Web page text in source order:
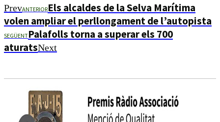
PrevANTERIOREls alcaldes de la Selva Marítima
volen ampliar el perllongament de l’autopista
SEGÜENTPalafolls torna a superar els 700
aturatsNext